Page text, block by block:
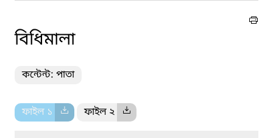
বিধিমালা
কন্টেন্ট: পাতা
ফাইল ১ ফাইল ২